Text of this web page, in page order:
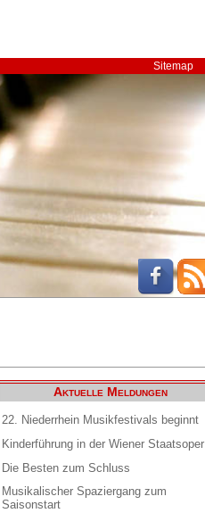
Sitemap
Aktuelle Meldungen
22. Niederrhein Musikfestivals beginnt
Kinderführung in der Wiener Staatsoper
Die Besten zum Schluss
Musikalischer Spaziergang zum
Saisonstart